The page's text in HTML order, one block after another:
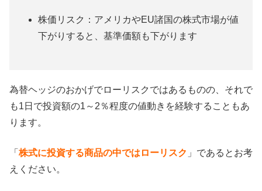
株価リスク：アメリカやEU諸国の株式市場が値
下がりすると、基準価額も下がります
為替ヘッジのおかげでローリスクではあるものの、それで
も1日で投資額の1～2％程度の値動きを経験することもあ
ります。
「 株式に投資する商品の中ではローリスク 」であるとお考
えください。